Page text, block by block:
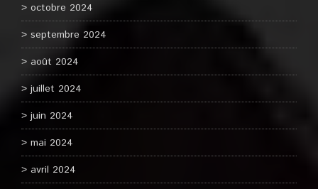
octobre 2024
septembre 2024
août 2024
juillet 2024
juin 2024
mai 2024
avril 2024